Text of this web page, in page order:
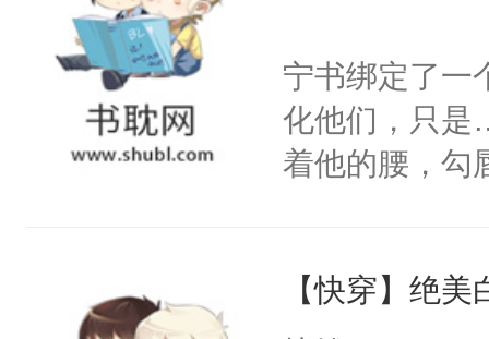
宁书绑定了一
化他们，只是
着他的腰，勾
来，给老公
【快穿】绝